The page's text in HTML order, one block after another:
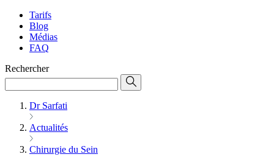
Tarifs
Blog
Médias
FAQ
Rechercher
Dr Sarfati
Actualités
Chirurgie du Sein